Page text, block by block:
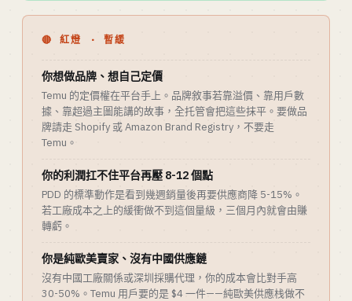
🔴 紅燈 · 暫緩
你想做品牌、想自己定價
Temu 的定價權在平台手上。品牌敘事若靠溢價、靠用戶數
據、靠超過主圖能講的故事，全托管會把這些抹平。要做品
牌請走 Shopify 或 Amazon Brand Registry，不要走
Temu。
你的利潤扛不住平台再壓 8-12 個點
PDD 的標準動作是看到幾週銷量後再要供應商降 5-15%。
若工廠成本之上的緩衝做不到這個量級，三個月內就會由賺
轉虧。
你是純歐美賣家、沒有中國供應鏈
沒有中國工廠關係或深圳採購代理，你的成本會比對手高
30-50%。Temu 用戶要的是 $4 一件——純歐美供應栈做不